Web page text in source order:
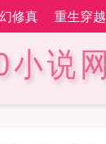
修真 重生穿越
说网